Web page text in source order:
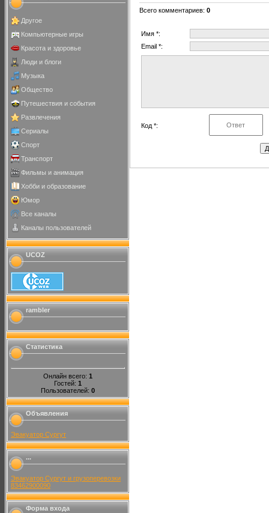
Другое
Компьютерные игры
Красота и здоровье
Люди и блоги
Музыка
Общество
Путешествия и события
Развлечения
Сериалы
Спорт
Транспорт
Фильмы и анимация
Хобби и образование
Юмор
Все каналы
Каналы пользователей
UCOZ
rambler
Статистика
Онлайн всего: 1
Гостей: 1
Пользователей: 0
Объявления
Эвакуатор Сургут
...
Эвакуатор Сургут и грузоперевозки
83462900090
Форма входа
Всего комментариев: 0
Имя *:
Email *:
Код *: